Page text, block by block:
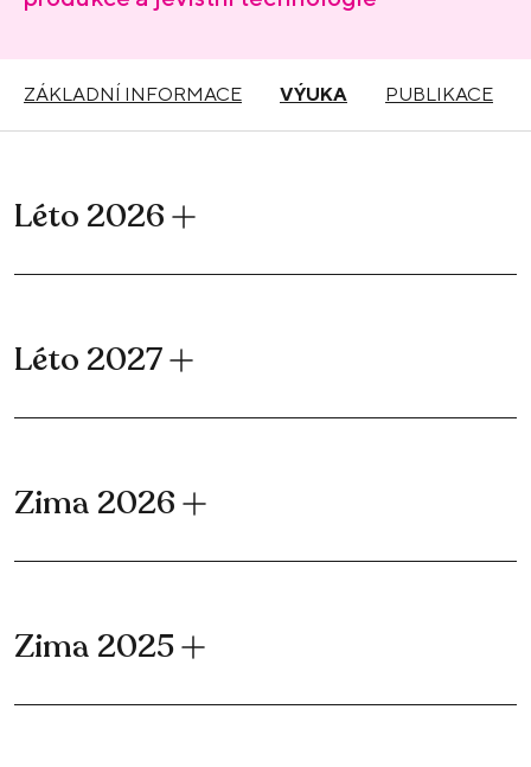
ZÁKLADNÍ INFORMACE VÝUKA PUBLIKACE
Léto 2026
Léto 2027
Zima 2026
Zima 2025